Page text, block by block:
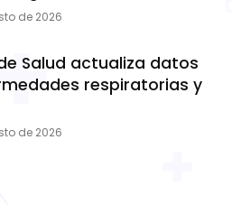
de 2026
Salud actualiza datos
respiratorias y
de 2026